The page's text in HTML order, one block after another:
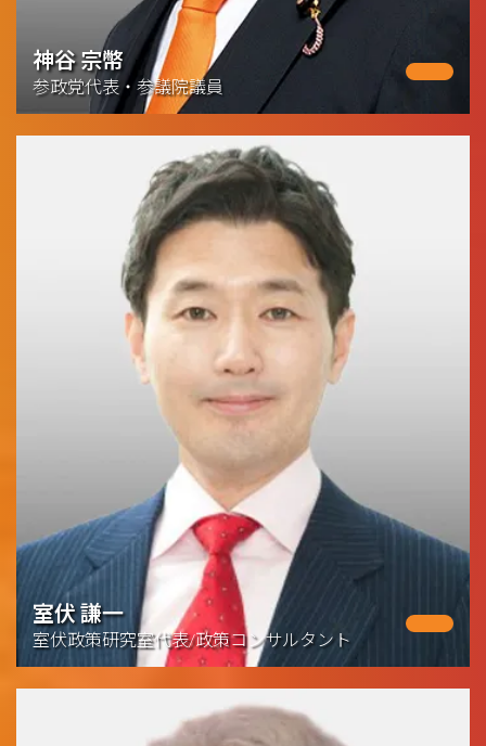
神谷 宗幣
参政党代表・参議院議員
室伏 謙一
室伏政策研究室代表/政策コンサルタント